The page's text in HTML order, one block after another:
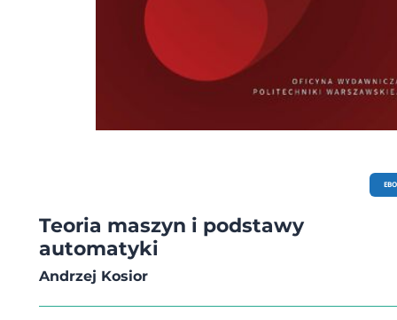
Teoria maszyn i podstawy
automatyki
Andrzej Kosior